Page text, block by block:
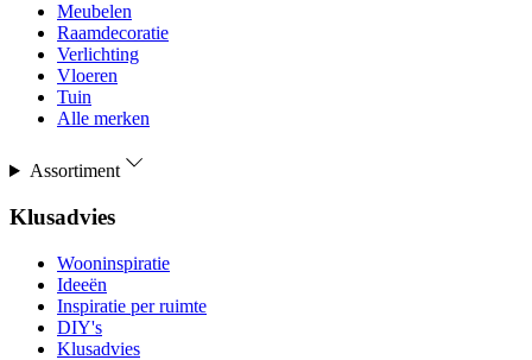
Meubelen
Raamdecoratie
Verlichting
Vloeren
Tuin
Alle merken
Assortiment
Klusadvies
Wooninspiratie
Ideeën
Inspiratie per ruimte
DIY's
Klusadvies